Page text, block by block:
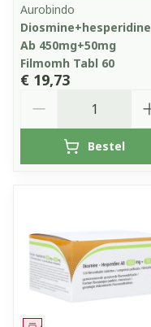
Aurobindo
Diosmine+hesperidine
Ab 450mg+50mg
Filmomh Tabl 60
€ 19,73
Bestel